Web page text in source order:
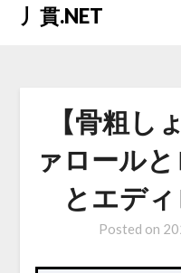
Skip丿貫.NET
【骨粗し
ァロール
とエデ
Posted on